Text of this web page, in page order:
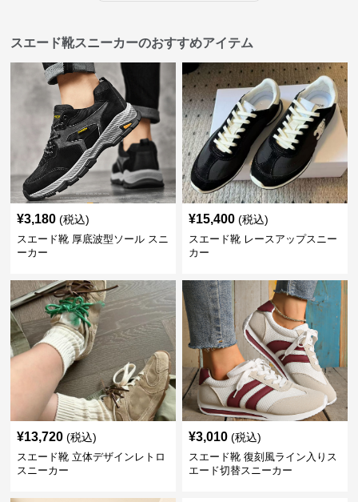
スエード靴スニーカーのおすすめアイテム
¥3,180 (税込)
スエード靴 厚底波型ソール スニ
ーカー
¥15,400 (税込)
スエード靴 レースアップスニー
カー
¥13,720 (税込)
スエード靴 立体デザインレトロ
スニーカー
¥3,010 (税込)
スエード靴 復刻風ライン入りス
エード切替スニーカー